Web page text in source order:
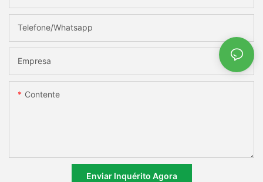
Telefone/whatsapp
Empresa
Contente
Enviar Inquérito Agora